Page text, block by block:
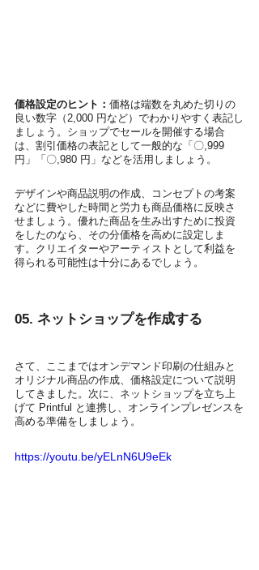
価格設定のヒント： 価格は端数を丸めた切りの
良い数字（2,000 円など）でわかりやすく表記し
ましょう。ショップでセールを開催する場合
は、割引価格の表記として一般的な「〇,999
円」「〇,980 円」などを活用しましょう。
デザインや商品説明の作成、コンセプトの考案
などに費やした時間と労力も商品価格に反映さ
せましょう。優れた商品を生み出すために投資
をしたのなら、その分価格を高めに設定しま
す。クリエイターやアーティストとして利益を
得られる可能性は十分にあるでしょう。
05. ネットショップを作成する
さて、ここまではオンデマンド印刷の仕組みと
オリジナル商品の作成、価格設定について説明
してきました。次に、ネットショップを立ち上
げて Printful と連携し、オンラインプレゼンスを
高める準備をしましょう。
https://youtu.be/yELnN6U9eEk